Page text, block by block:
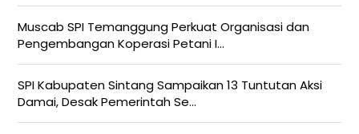
Muscab SPI Temanggung Perkuat Organisasi dan
Pengembangan Koperasi Petani I...
SPI Kabupaten Sintang Sampaikan 13 Tuntutan Aksi
Damai, Desak Pemerintah Se...